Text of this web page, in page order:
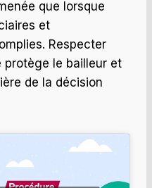
que lorsque
et
Respecter
le bailleur et
de la décision